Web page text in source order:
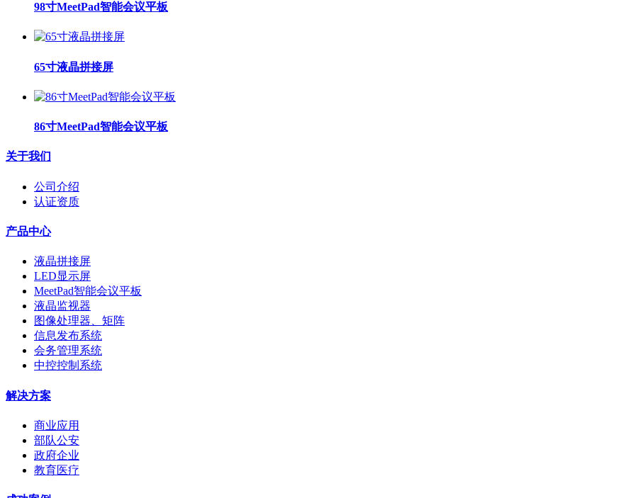
98寸MeetPad智能会议平板
65寸液晶拼接屏
86寸MeetPad智能会议平板
关于我们
公司介绍
认证资质
产品中心
液晶拼接屏
LED显示屏
MeetPad智能会议平板
液晶监视器
图像处理器、矩阵
信息发布系统
会务管理系统
中控控制系统
解决方案
商业应用
部队公安
政府企业
教育医疗